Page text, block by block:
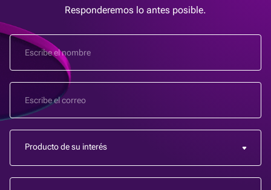
Responderemos lo antes posible.
Producto de su interés